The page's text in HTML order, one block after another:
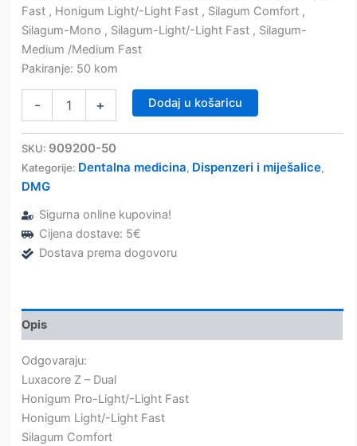
Fast , Honigum Light/-Light Fast , Silagum Comfort ,
Silagum-Mono , Silagum-Light/-Light Fast , Silagum-
Medium /Medium Fast
Pakiranje: 50 kom
-
(žute1:1)
DMG
količina
+ Dodaj u košaricu
SKU: 909200-50
Kategorije: Dentalna medicina, Dispenzeri i miješalice,
DMG
Sigurna online kupovina!
Cijena dostave: 5€
Dostava prema dogovoru
Opis
Odgovaraju:
Luxacore Z – Dual
Honigum Pro-Light/-Light Fast
Honigum Light/-Light Fast
Silagum Comfort